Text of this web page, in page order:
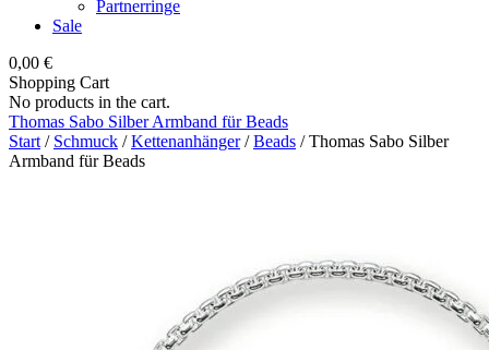
Partnerringe
Sale
0,00 €
Shopping Cart
No products in the cart.
Thomas Sabo Silber Armband für Beads
Start / Schmuck /Kettenanhänger/Beads / Thomas Sabo Silber
Armband für Beads